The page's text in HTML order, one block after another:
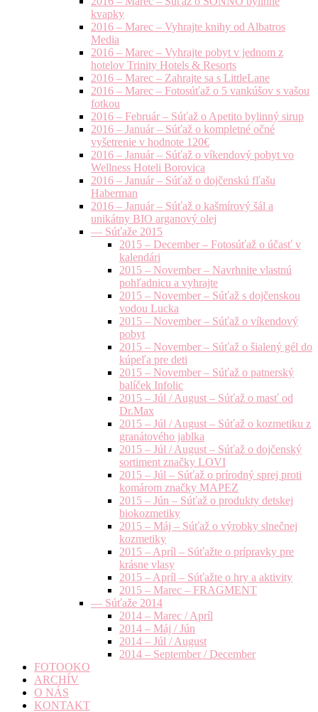
kvapky
2016 – Marec – Vyhrajte knihy od Albatros
Media
2016 – Marec – Vyhrajte pobyt v jednom z
hotelov Trinity Hotels & Resorts
2016 – Marec – Zahrajte sa s LittleLane
2016 – Marec – Fotosúťaž o 5 vankúšov s vašou
fotkou
2016 – Február – Súťaž o Apetito bylinný sirup
2016 – Január – Súťaž o kompletné očné
vyšetrenie v hodnote 120€
2016 – Január – Súťaž o víkendový pobyt vo
Wellness Hoteli Borovica
2016 – Január – Súťaž o dojčenskú fľašu
Haberman
2016 – Január – Súťaž o kašmírový šál a
unikátny BIO arganový olej
— Súťaže 2015
2015 – December – Fotosúťaž o účasť v
kalendári
2015 – November – Navrhnite vlastnú
pohľadnicu a vyhrajte
2015 – November – Súťaž s dojčenskou
vodou Lucka
2015 – November – Súťaž o víkendový
pobyt
2015 – November – Súťaž o šialený gél do
kúpeľa pre deti
2015 – November – Súťaž o patnerský
balíček Infolic
2015 – Júl / August – Súťaž o masť od
Dr.Max
2015 – Júl / August – Súťaž o kozmetiku z
granátového jablka
2015 – Júl / August – Súťaž o dojčenský
sortiment značky LOVI
2015 – Júl – Súťaž o prírodný sprej proti
komárom značky MAPEZ
2015 – Jún – Súťaž o produkty detskej
biokozmetiky
2015 – Máj – Súťaž o výrobky slnečnej
kozmetiky
2015 – Apríl – Súťažte o prípravky pre
krásne vlasy
2015 – Apríl – Súťažte o hry a aktivity
2015 – Marec – FRAGMENT
— Súťaže 2014
2014 – Marec / Apríl
2014 – Máj / Jún
2014 – Júl / August
2014 – September / December
FOTOOKO
ARCHÍV
O NÁS
KONTAKT